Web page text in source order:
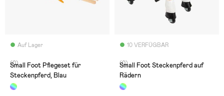
Auf Lager
(0)
Small Foot Pflegeset für
Steckenpferd, Blau
10 VERFÜGBAR
(0)
Small Foot Steckenpferd auf
Rädern